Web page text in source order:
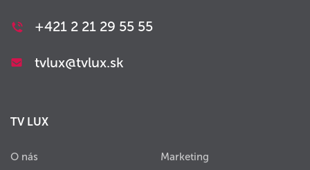
+421 2 21 29 55 55
tvlux@tvlux.sk
TV LUX
O nás Marketing